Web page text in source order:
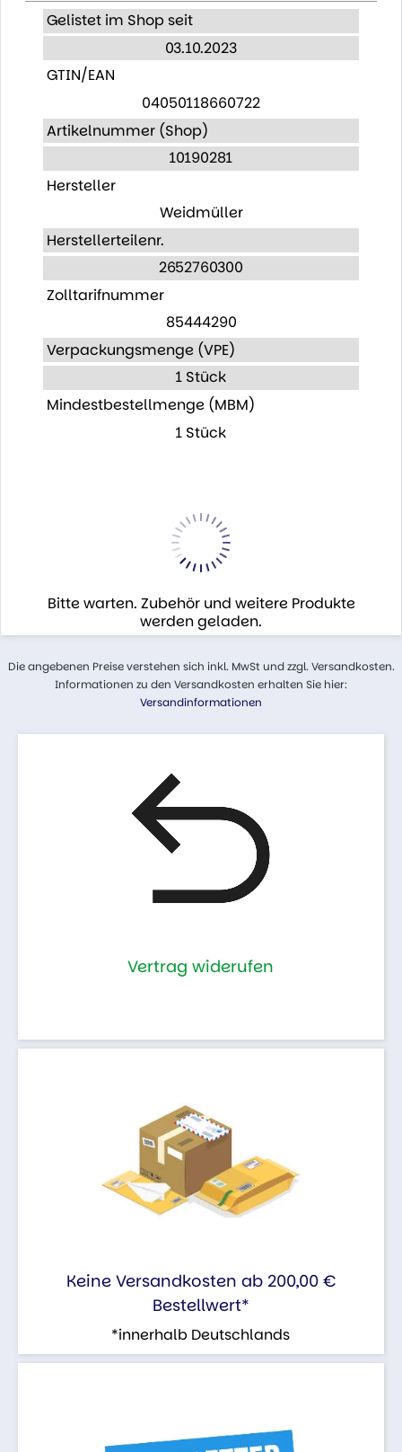
Gelistet im Shop seit
03.10.2023
GTIN/EAN
04050118660722
Artikelnummer (Shop)
10190281
Hersteller
Weidmüller
Herstellerteilenr.
2652760300
Zolltarifnummer
85444290
Verpackungsmenge (VPE)
1 Stück
Mindestbestellmenge (MBM)
1 Stück
Bitte warten. Zubehör und weitere Produkte
werden geladen.
Die angebenen Preise verstehen sich inkl. MwSt und zzgl. Versandkosten.
Informationen zu den Versandkosten erhalten Sie hier:
Versandinformationen
Vertrag widerufen
Keine Versandkosten ab 200,00 €
Bestellwert*
*innerhalb Deutschlands